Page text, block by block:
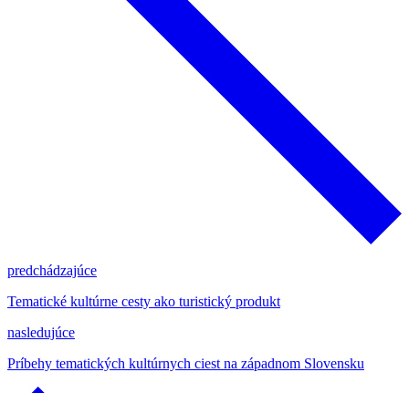
predchádzajúce
Tematické kultúrne cesty ako turistický produkt
nasledujúce
Príbehy tematických kultúrnych ciest na západnom Slovensku